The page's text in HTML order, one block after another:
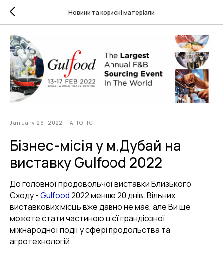
Новини та корисні матеріали
January 26, 2022 АНОНС
Бізнес-місія у м.Дубай на
виставку Gulfood 2022
До головної продовольчої виставки Близького
Сходу -Gulfood2022 менше 20 днів. Вільних
виставкових місць вже давно не має, але Ви ще
можете стати частиною цієї грандіозної
міжнародної події у сфері продольства та
агротехнологій.